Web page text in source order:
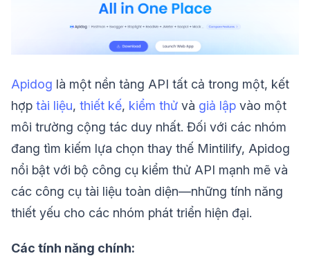
Apidog là một nền tảng API tất cả trong một, kết
hợp tài liệu, thiết kế, kiểm thử và giả lập vào một
môi trường cộng tác duy nhất. Đối với các nhóm
đang tìm kiếm lựa chọn thay thế Mintilify, Apidog
nổi bật với bộ công cụ kiểm thử API mạnh mẽ và
các công cụ tài liệu toàn diện—những tính năng
thiết yếu cho các nhóm phát triển hiện đại.
Các tính năng chính: